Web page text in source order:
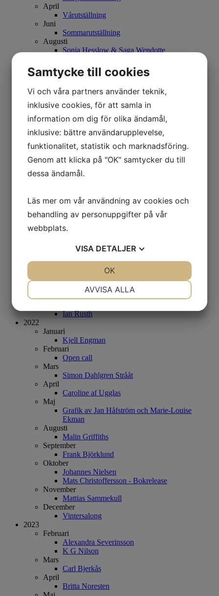
April
Vårutställning
Juni
Sommarutställning
Augusti
Sonja Hesslow & Saga Wendotte
Mikael Persbrandt
Samlingsutställning
Oktober
Karl Mårtens
November
Carl Bjerkås
Julutställning
2021
Januari
Britta Noresten
Februari
Christopher Rådlund – Under Himmelen
Stefan MÅS Persson
Maj
Juni
Sommarsalong
Augusti
Madeleine Pyk
Mats Åkerman
Ida Gudmundsson & Sanna Lindholm
Ian Rusth
2022
Januari
Kjell Engman
Februari
Open call
Mars
Simon Dahlgren Strååt
April
Caroline af Ugglas
Maj
Grafik av Jan Håfström och Marie-Louise
Ekman
Augusti
Malin Griffiths
September
Frank Björklund
Oktober
Johannes Nielsen
Mats Christoffersson - Bokrelease
November
Mattias Sammekull
December
Vintersalong
2023
Februari
Alexandra Severinsson
K G Nilson
Mars
Carl Bjerkås
April
Britta Noresten
Samtycke till cookies
Vi och våra partners använder teknik,
inklusive cookies, för att samla in
information om dig för olika ändamål,
inklusive: bättre användarupplevelse,
funktionalitet, statistik och marknadsföring.
Genom att klicka på "OK" samtycker du till
dessa ändamål.
Läs mer om vår användning av cookies och
behandling av personuppgifter på vår
webbplats.
VISA DETALJER
MARKNADSFÖRING
AVVISA ALLA
OK